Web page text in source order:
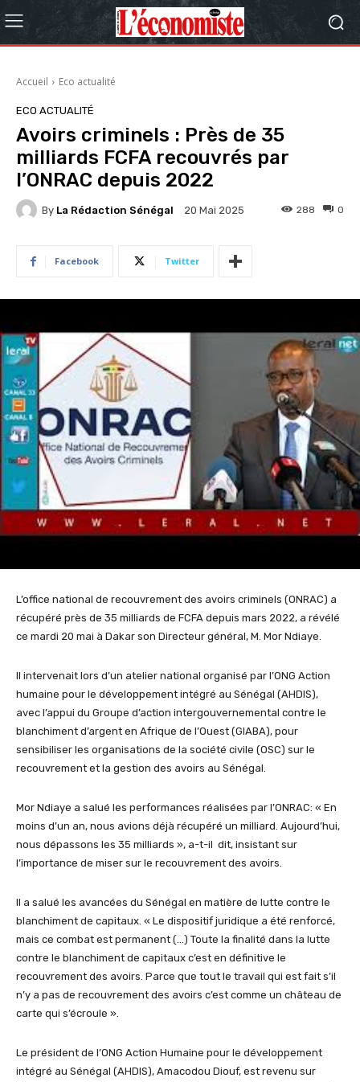
Accueil Eco actualité
ECO ACTUALITÉ
Avoirs criminels : Près de 35
milliards FCFA recouvrés par
l’ONRAC depuis 2022
By La Rédaction Sénégal 20 Mai 2025 0
288
Facebook Twitter
L’office national de recouvrement des avoirs criminels (ONRAC) a
récupéré près de 35 milliards de FCFA depuis mars 2022, a révélé
ce mardi 20 mai à Dakar son Directeur général, M. Mor Ndiaye.
Il intervenait lors d’un atelier national organisé par l’ONG Action
humaine pour le développement intégré au Sénégal (AHDIS),
avec l’appui du Groupe d’action intergouvernemental contre le
blanchiment d’argent en Afrique de l’Ouest (GIABA), pour
sensibiliser les organisations de la société civile (OSC) sur le
recouvrement et la gestion des avoirs au Sénégal.
Mor Ndiaye a salué les performances réalisées par l’ONRAC: « En
moins d’un an, nous avions déjà récupéré un milliard. Aujourd’hui,
nous dépassons les 35 milliards », a-t-il dit, insistant sur
l’importance de miser sur le recouvrement des avoirs.
Il a salué les avancées du Sénégal en matière de lutte contre le
blanchiment de capitaux. « Le dispositif juridique a été renforcé,
mais ce combat est permanent (…) Toute la finalité dans la lutte
contre le blanchiment de capitaux c’est en définitive le
recouvrement des avoirs. Parce que tout le travail qui est fait s’il
n’y a pas de recouvrement des avoirs c’est comme un château de
carte qui s’écroule ».
Le président de l’ONG Action Humaine pour le développement
intégré au Sénégal (AHDIS), Amacodou Diouf, est revenu sur